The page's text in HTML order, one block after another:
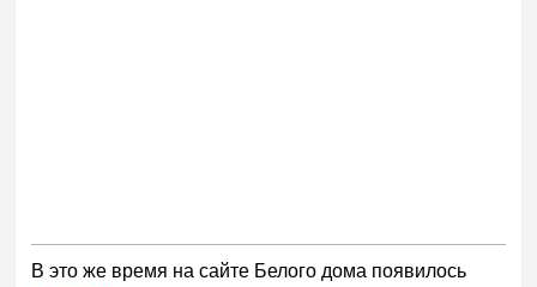
В это же время на сайте Белого дома появилось